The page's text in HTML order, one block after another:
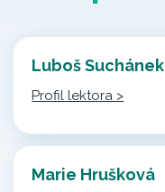
Luboš Suchánek
Profil lektora >
Marie Hrušková